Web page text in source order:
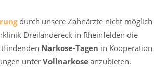
durch unsere Zahnärzte nicht
Dreiländereck in Rheinfelden die
Narkose-Tagen in
unterVollnarkose anzubieten.